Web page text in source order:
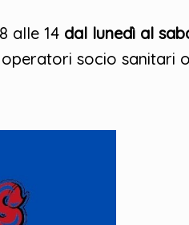
alle 14 dal lunedì al
socio sanitari